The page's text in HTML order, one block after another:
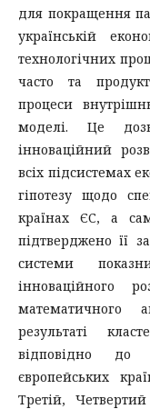
для покращення
українській
технологічних
часто та
процеси
моделі. Це
інноваційний
всіх підсистемах
гіпотезу щодо
країнах ЄС, а
підтверджено її
системи
інноваційного
математичного
результаті
відповідно до
європейських
Третій,